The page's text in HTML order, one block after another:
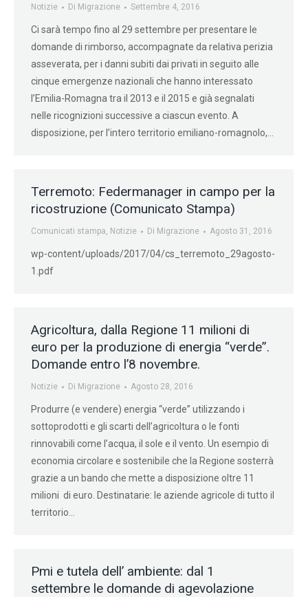
Notizie Di Migrazione Settembre 4, 2016
Ci sarà tempo fino al 29 settembre per presentare le
domande di rimborso, accompagnate da relativa perizia
asseverata, per i danni subiti dai privati in seguito alle
cinque emergenze nazionali che hanno interessato
l’Emilia-Romagna tra il 2013 e il 2015 e già segnalati
nelle ricognizioni successive a ciascun evento. A
disposizione, per l’intero territorio emiliano-romagnolo,…
Terremoto: Federmanager in campo per la
ricostruzione (Comunicato Stampa)
Comunicati stampa, Notizie Di Migrazione Agosto 31, 2016
wp-content/uploads/2017/04/cs_terremoto_29agosto-
1.pdf
Agricoltura, dalla Regione 11 milioni di
euro per la produzione di energia “verde”.
Domande entro l’8 novembre.
Notizie Di Migrazione Agosto 28, 2016
Produrre (e vendere) energia “verde” utilizzando i
sottoprodotti e gli scarti dell’agricoltura o le fonti
rinnovabili come l’acqua, il sole e il vento. Un esempio di
economia circolare e sostenibile che la Regione sosterrà
grazie a un bando che mette a disposizione oltre 11
milioni di euro. Destinatarie: le aziende agricole di tutto il
territorio…
Pmi e tutela dell’ ambiente: dal 1
settembre le domande di agevolazione